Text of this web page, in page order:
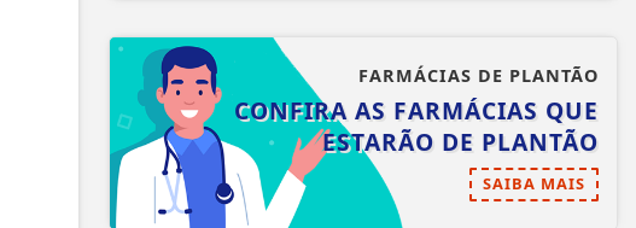
FARMÁCIAS DE PLANTÃO
CONFIRA AS FARMÁCIAS QUE
ESTARÃO DE PLANTÃO
SAIBA MAIS